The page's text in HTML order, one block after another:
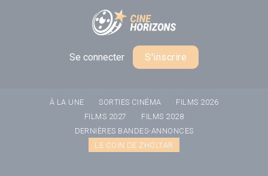
Se connecter S'inscrire
À LA UNE SORTIES CINÉMA
FILMS 2026
FILMS 2027
FILMS 2028
DERNIÈRES BANDES-ANNONCES
LE COIN DE ZHOLTAR
Panneau de gestion des cookies